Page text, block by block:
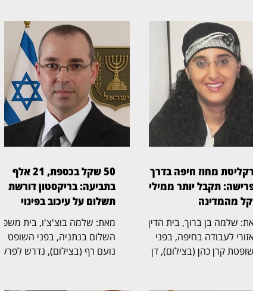
מחוז חיפה בדרך
תקבל יותר ממיליון
מהמדינה
מאת: שלמה בן ברוך, בית הדין
לעבודה בחיפה, בפני
קרן כהן (בצילום), דן
50 שקל בכספת, 21 אלף
בתביעה: בריקסטון דורשת
תשלום על עיכוב בפינוי
מאת: שלמה בוצ'צ'ו, בית משפט
השלום בנתניה, בפני השופט
נועם רף (בצילום), נדרש לפרשה